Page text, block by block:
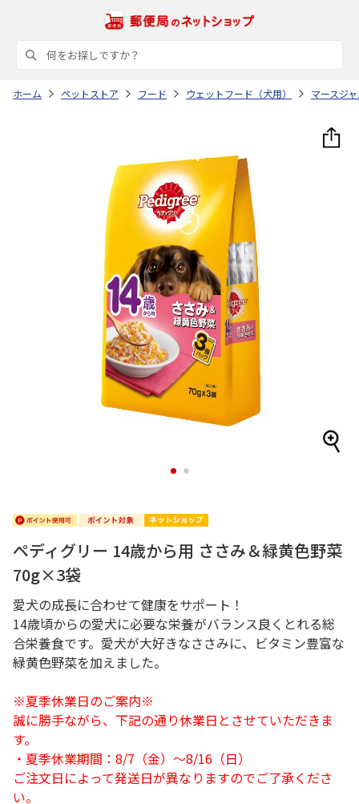
ホーム ペットストア フード ウェットフード（犬用） マースジ
1 2
ペディグリー 14歳から用 ささみ＆緑黄色野菜
70g×3袋
愛犬の成長に合わせて健康をサポート！
14歳頃からの愛犬に必要な栄養がバランス良くとれる総
合栄養食です。愛犬が大好きなささみに、ビタミン豊富な
緑黄色野菜を加えました。
※夏季休業日のご案内※
誠に勝手ながら、下記の通り休業日とさせていただきま
す。
・夏季休業期間：8/7（金）～8/16（日）
ご注文日によって発送日が異なりますのでご了承くださ
い。